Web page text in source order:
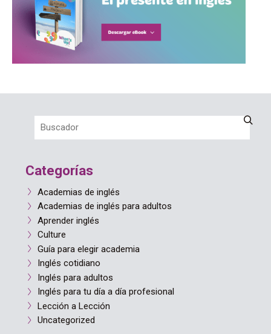
Categorías
Academias de inglés
Academias de inglés para adultos
Aprender inglés
Culture
Guía para elegir academia
Inglés cotidiano
Inglés para adultos
Inglés para tu día a día profesional
Lección a Lección
Uncategorized